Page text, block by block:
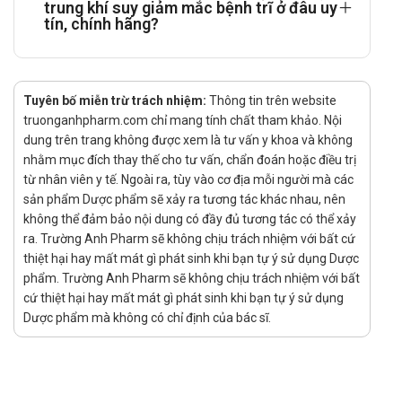
Đối tượng có thể sử dụng Hemonase
Theo chỉ định của bác sĩ.
Cách dùng Hemonase Halifa như thế
nào?
Sản phẩm được bào chế dạng viên nang cứng nên bệnh nhân
sử dụng sản phẩm bằng đường uống.
Uống sản phẩm với 1 cốc nước đầy để nguội.
Sử dụng sản phẩm sau bữa ăn.
Trong quá trình sử dụng sản phẩm, người bệnh cần tuân theo
hướng dẫn chỉ định của bác sĩ, không tự ý điều chỉnh liều dùng
sản phẩm để đạt được mong muốn của bản thân.
trung khí suy giảm mắc bệnh trĩ ở đâu uy
tín, chính hãng?
Tuyên bố miễn trừ trách nhiệm: Thông tin trên website
truonganhpharm.com chỉ mang tính chất tham khảo. Nội
dung trên trang không được xem là tư vấn y khoa và không
nhằm mục đích thay thế cho tư vấn, chẩn đoán hoặc điều trị
từ nhân viên y tế. Ngoài ra, tùy vào cơ địa mỗi người mà các
sản phẩm Dược phẩm sẽ xảy ra tương tác khác nhau, nên
không thể đảm bảo nội dung có đầy đủ tương tác có thể xảy
ra. Trường Anh Pharm sẽ không chịu trách nhiệm với bất cứ
thiệt hại hay mất mát gì phát sinh khi bạn tự ý sử dụng Dược
phẩm. Trường Anh Pharm sẽ không chịu trách nhiệm với bất
cứ thiệt hại hay mất mát gì phát sinh khi bạn tự ý sử dụng
Dược phẩm mà không có chỉ định của bác sĩ.